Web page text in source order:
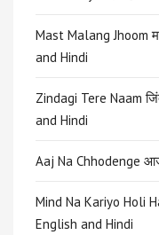
Mast Malang Jhoom
and Hindi
Zindagi Tere Naam
and Hindi
Aaj Na Chhodenge
Mind Na Kariyo Holi
English and Hindi